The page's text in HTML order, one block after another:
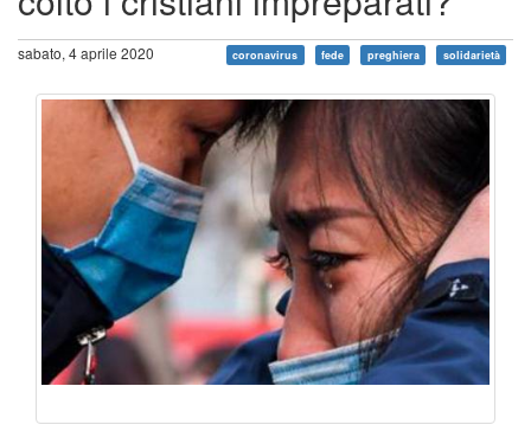
sabato, 4 aprile 2020 coronavirus fede preghiera solidarietà